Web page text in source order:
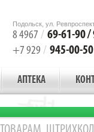
Подольск, ул.
8 4967 / 69-61-90 /
+7 929 / 945-00-50
АПТЕКА